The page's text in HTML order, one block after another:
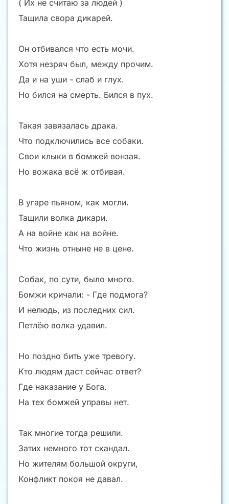
( Их не считаю за людей )
Тащила свора дикарей.
Он отбивался что есть мочи.
Хотя незряч был, между прочим.
Да и на уши - слаб и глух.
Но бился на смерть. Бился в пух.
Такая завязалась драка.
Что подключились все собаки.
Свои клыки в бомжей вонзая.
Но вожака всё ж отбивая.
В угаре пьяном, как могли.
Тащили волка дикари.
А на войне как на войне.
Что жизнь отныне не в цене.
Собак, по сути, было много.
Бомжи кричали: - Где подмога?
И нелюдь, из последних сил.
Петлёю волка удавил.
Но поздно бить уже тревогу.
Кто людям даст сейчас ответ?
Где наказание у Бога.
На тех бомжей управы нет.
Так многие тогда решили.
Затих немного тот скандал.
Но жителям большой округи,
Конфликт покоя не давал.